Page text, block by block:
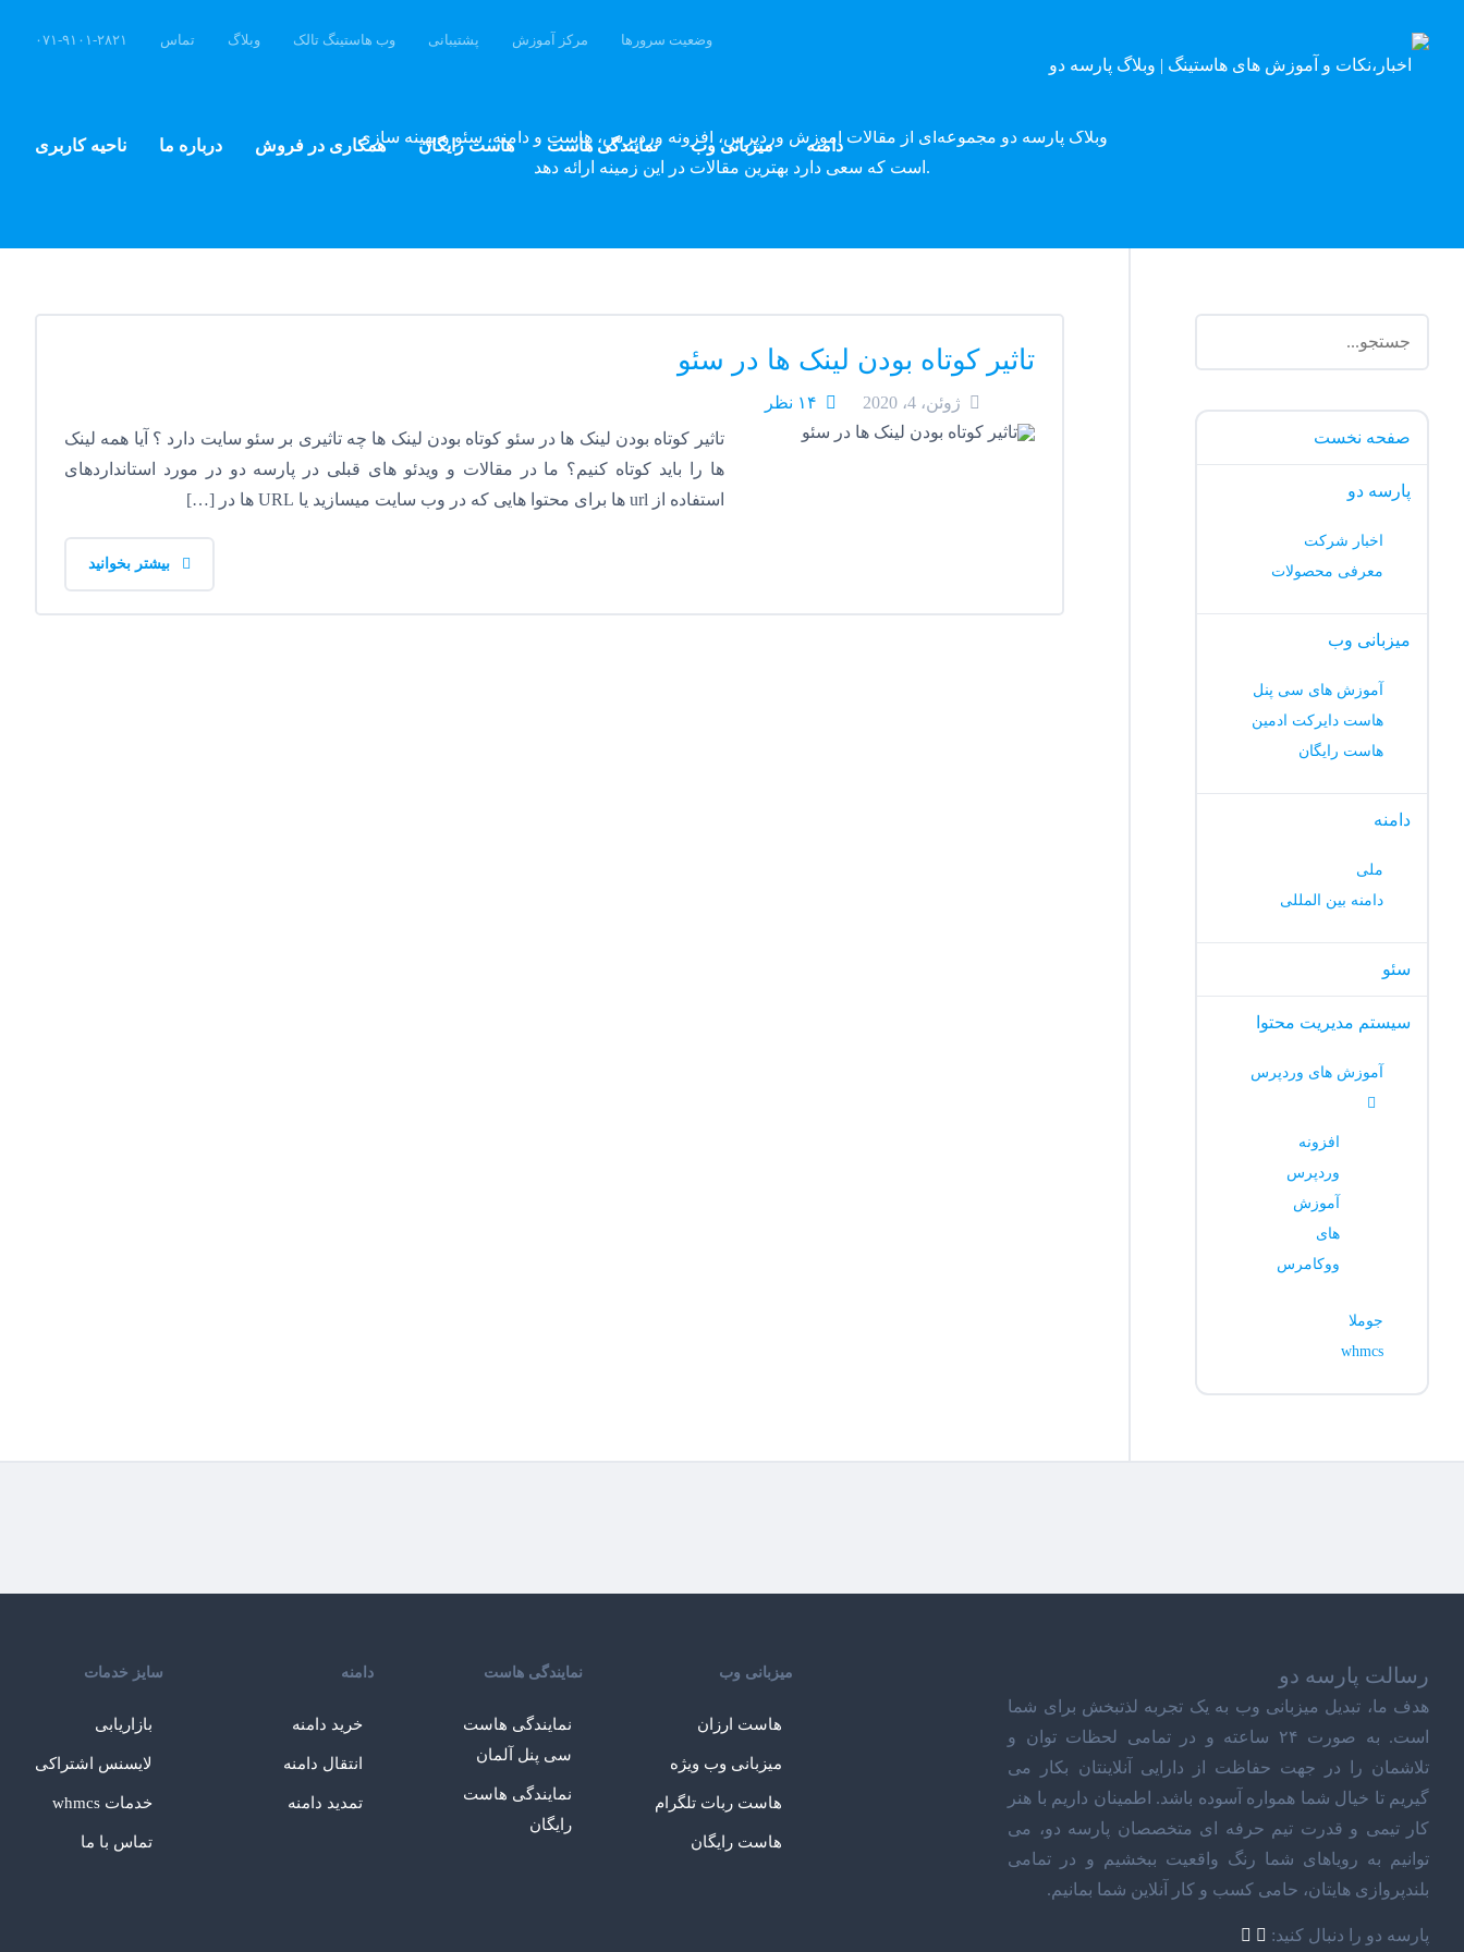
ناحیه کاربری درباره ما همکاری در فروش هاست رایگان نمایندگی هاست میزبانی وب دامنه
۰۷۱-۹۱۰۱-۲۸۲۱ تماس وبلاگ وب هاستینگ تالک پشتیبانی مرکز آموزش وضعیت سرورها
وبلاگ پارسه دو مجموعه‌ای از مقالات آموزش وردپرس، افزونه وردپرس، هاست و دامنه، سئو و بهینه سازی
است که سعی دارد بهترین مقالات در این زمینه ارائه دهد.
تاثیر کوتاه بودن لینک ها در سئو
ژوئن، 4، 2020
۱۴ نظر
تاثیر کوتاه بودن لینک ها در سئو کوتاه بودن لینک ها چه تاثیری بر سئو سایت دارد ؟ آیا همه لینک
ها را باید کوتاه کنیم؟ ما در مقالات و ویدئو های قبلی در پارسه دو در مورد استانداردهای
استفاده از url ها برای محتوا هایی که در وب سایت میسازید یا URL ها در […]
صفحه نخست
پارسه دو
اخبار شرکت
معرفی محصولات
میزبانی وب
آموزش های سی پنل
هاست دایرکت ادمین
هاست رایگان
دامنه
ملی
دامنه بین المللی
سئو
سیستم مدیریت محتوا
آموزش های وردپرس
افزونه
وردپرس
آموزش
های
ووکامرس
جوملا
whmcs
رسالت پارسه دو
هدف ما، تبدیل میزبانی وب به یک تجربه لذتبخش برای شما
است. به صورت ۲۴ ساعته و در تمامی لحظات توان و
تلاشمان را در جهت حفاظت از دارایی آنلاینتان بکار می
گیریم تا خیال شما همواره آسوده باشد. اطمینان داریم با هنر
کار تیمی و قدرت تیم حرفه ای متخصصان پارسه دو، می
توانیم به رویاهای شما رنگ واقعیت ببخشیم و در تمامی
بلندپروازی هایتان، حامی کسب و کار آنلاین شما بمانیم.
پارسه دو را دنبال کنید:
میزبانی وب
هاست ارزان
میزبانی وب ویژه
هاست ربات تلگرام
هاست رایگان
نمایندگی هاست
نمایندگی هاست
سی پنل آلمان
نمایندگی هاست
رایگان
دامنه
خرید دامنه
انتقال دامنه
تمدید دامنه
سایز خدمات
بازاریابی
لایسنس اشتراکی
خدمات whmcs
تماس با ما